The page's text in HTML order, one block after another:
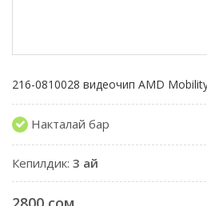
216-0810028 видеочип AMD
Накталай бар
Кепилдик: 3 ай